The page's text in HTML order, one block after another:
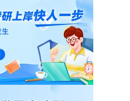
《用户政策》
《用户服务